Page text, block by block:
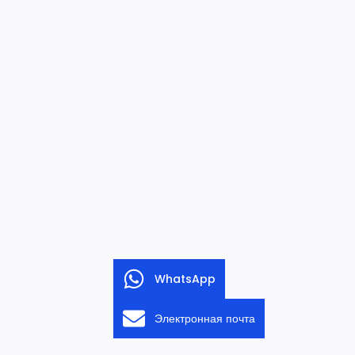
WhatsApp
Электронная почта